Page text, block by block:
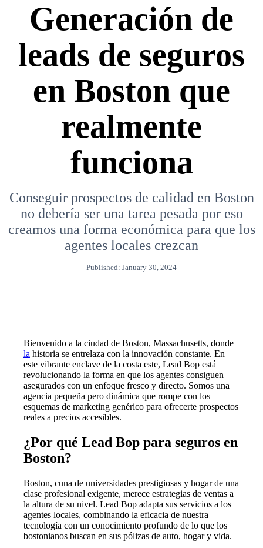
Generación de
leads de seguros
en Boston que
realmente
funciona
Conseguir prospectos de calidad en Boston
no debería ser una tarea pesada por eso
creamos una forma económica para que los
agentes locales crezcan
Published: January 30, 2024
Bienvenido a la ciudad de Boston, Massachusetts, donde
la historia se entrelaza con la innovación constante. En
este vibrante enclave de la costa este, Lead Bop está
revolucionando la forma en que los agentes consiguen
asegurados con un enfoque fresco y directo. Somos una
agencia pequeña pero dinámica que rompe con los
esquemas de marketing genérico para ofrecerte prospectos
reales a precios accesibles.
¿Por qué Lead Bop para seguros en
Boston?
Boston, cuna de universidades prestigiosas y hogar de una
clase profesional exigente, merece estrategias de ventas a
la altura de su nivel. Lead Bop adapta sus servicios a los
agentes locales, combinando la eficacia de nuestra
tecnología con un conocimiento profundo de lo que los
bostonianos buscan en sus pólizas de auto, hogar y vida.